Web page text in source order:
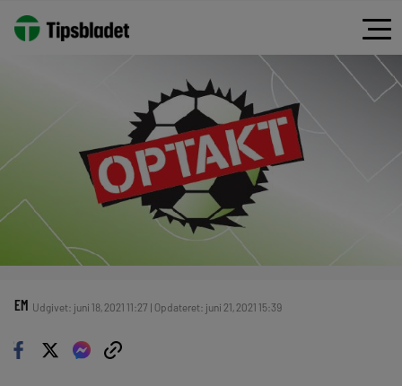
EM Udgivet: juni 18, 2021 11:27 | Opdateret: juni 21, 2021 15:39